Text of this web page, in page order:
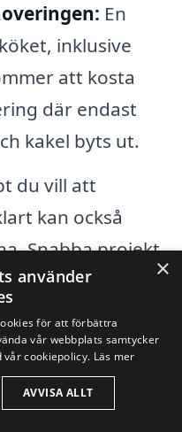
En
inklusive
att kosta
där endast
kakel byts ut.
du vill att
kan också
Snabba projekt
och därmed
dessa
dig för
×
använder
för att förbättra
vår webbplats samtycker
cookiepolicy. Läs mer
AVVISA ALLT